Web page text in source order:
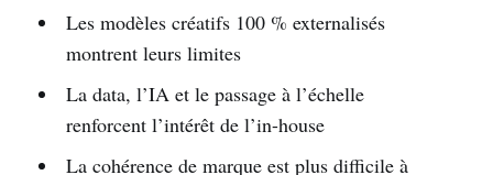
Les modèles créatifs 100 % externalisés
montrent leurs limites
La data, l’IA et le passage à l’échelle
renforcent l’intérêt de l’in-house
La cohérence de marque est plus difficile à